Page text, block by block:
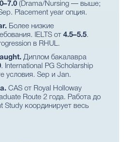
(Drama/Nursing — выше;
Placement year опция.
Более низкие
IELTS от 4.5–5.5.
в RHUL.
Диплом бакалавра
. International PG Scholarship
условия. Sep и Jan.
CAS от Royal Holloway
Route 2 года. Работа до
Study координирует весь